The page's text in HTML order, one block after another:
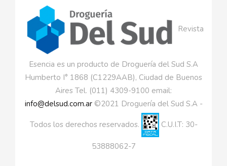
Revista
Esencia es un producto de Droguería del Sud S.A
Humberto I° 1868 (C1229AAB), Ciudad de Buenos
Aires Tel. (011) 4309-9100 email:
info@delsud.com.ar©2021 Droguería del Sud S.A -
Todos los derechos reservados. C.U.I.T: 30-
53888062-7